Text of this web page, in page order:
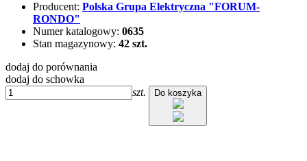
Producent: Polska Grupa Elektryczna "FORUM-
RONDO"
Numer katalogowy: 0635
Stan magazynowy: 42 szt.
dodaj do porównania
dodaj do schowka
szt.
Do koszyka